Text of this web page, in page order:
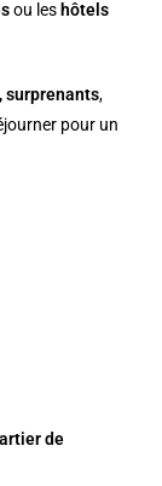
ou les hôtels
surprenants,
pour un
de